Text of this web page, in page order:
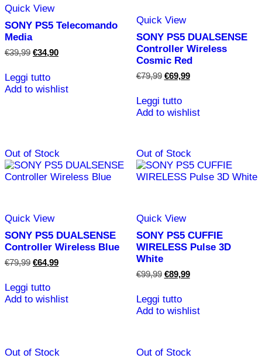
Quick View
SONY PS5 Telecomando
Media
€39,99 Il
era:
€39,99.
€34,90Il
€34,90.
Leggi tutto
Add to wishlist
Quick View
SONY PS5 DUALSENSE
Controller Wireless
Cosmic Red
€79,99 Il
era:
€79,99.
€69,99Il
€69,99.
Leggi tutto
Add to wishlist
Out of Stock
Quick View
SONY PS5 DUALSENSE
Controller Wireless Blue
€79,99 Il
era:
€79,99.
€64,99Il
€64,99.
Leggi tutto
Add to wishlist
Out of Stock
Quick View
SONY PS5 CUFFIE
WIRELESS Pulse 3D
White
€99,99 Il
era:
€99,99.
€89,99Il
€89,99.
Leggi tutto
Add to wishlist
Out of Stock Out of Stock